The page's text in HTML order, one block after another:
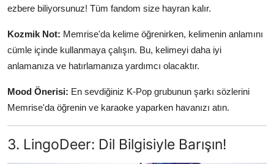
ezbere biliyorsunuz! Tüm fandom size hayran kalır.
Kozmik Not: Memrise'da kelime öğrenirken, kelimenin anlamını
cümle içinde kullanmaya çalışın. Bu, kelimeyi daha iyi
anlamanıza ve hatırlamanıza yardımcı olacaktır.
Mood Önerisi: En sevdiğiniz K-Pop grubunun şarkı sözlerini
Memrise'da öğrenin ve karaoke yaparken havanızı atın.
3. LingoDeer: Dil Bilgisiyle Barışın!